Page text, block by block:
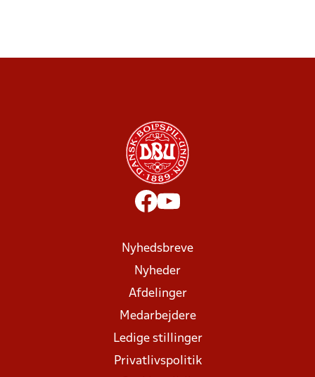
Nyhedsbreve
Nyheder
Afdelinger
Medarbejdere
Ledige stillinger
Privatlivspolitik